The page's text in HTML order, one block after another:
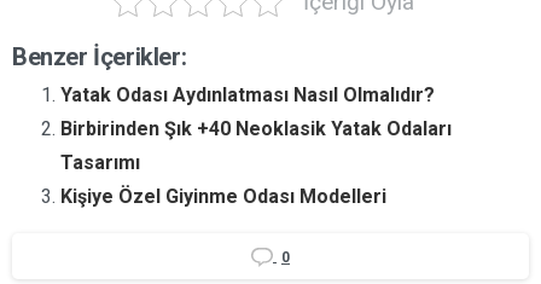
Benzer İçerikler:
Yatak Odası Aydınlatması Nasıl Olmalıdır?
Birbirinden Şık +40 Neoklasik Yatak Odaları
Tasarımı
Kişiye Özel Giyinme Odası Modelleri
0